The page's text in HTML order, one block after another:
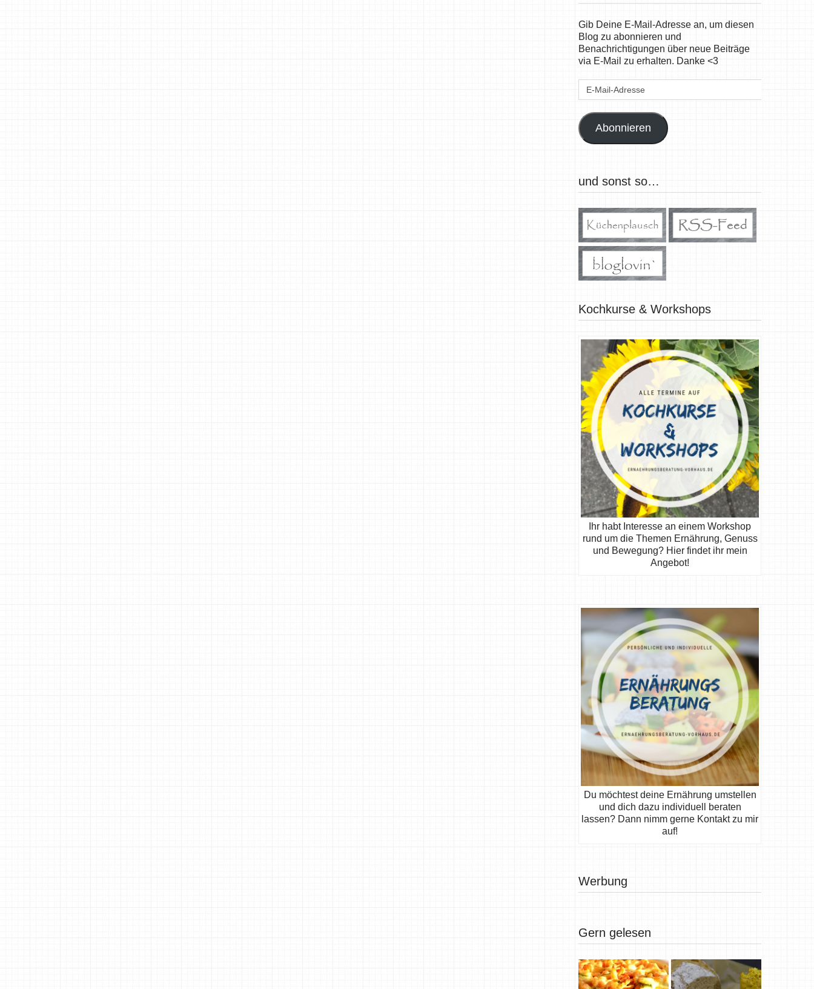
Gib Deine E-Mail-Adresse an, um diesen
Blog zu abonnieren und
Benachrichtigungen über neue Beiträge
via E-Mail zu erhalten. Danke <3
E-
Abonnieren
und sonst so…
Kochkurse & Workshops
Ihr habt Interesse an einem Workshop
rund um die Themen Ernährung, Genuss
und Bewegung? Hier findet ihr mein
Angebot!
Du möchtest deine Ernährung umstellen
und dich dazu individuell beraten
lassen? Dann nimm gerne Kontakt zu mir
auf!
Werbung
Gern gelesen